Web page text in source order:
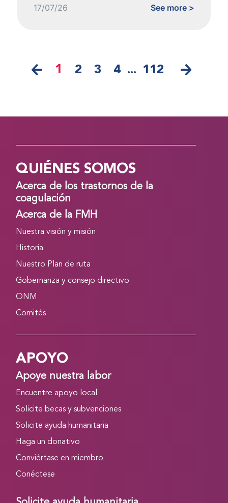
17/07/26 See more >
1 2 3 4 ... 112
QUIÉNES SOMOS
Acerca de los trastornos de la
coagulación
Acerca de la FMH
Nuestra visión y misión
Historia
Nuestro Plan de ruta
Gobernanza y consejo directivo
ONM
Comités
APOYO
Apoye nuestra labor
Encuentre apoyo local
Solicite becas y subvenciones
Solicite ayuda humanitaria
Haga un donativo
Conviértase en miembro
Conéctese